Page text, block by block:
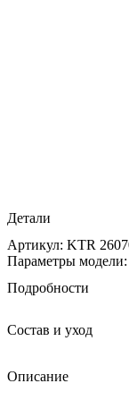
Детали
Артикул: KTR
Параметры модели:
Подробности
Состав и уход
Описание